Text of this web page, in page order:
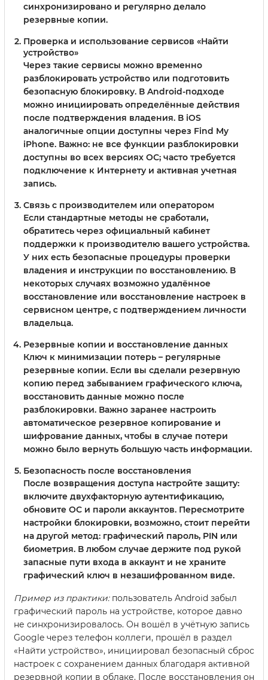
синхронизировано и регулярно делало
резервные копии.
Проверка и использование сервисов «Найти
устройство»
Через такие сервисы можно временно
разблокировать устройство или подготовить
безопасную блокировку. В Android-подходе
можно инициировать определённые действия
после подтверждения владения. В iOS
аналогичные опции доступны через Find My
iPhone. Важно: не все функции разблокировки
доступны во всех версиях ОС; часто требуется
подключение к Интернету и активная учетная
запись.
Связь с производителем или оператором
Если стандартные методы не сработали,
обратитесь через официальный кабинет
поддержки к производителю вашего устройства.
У них есть безопасные процедуры проверки
владения и инструкции по восстановлению. В
некоторых случаях возможно удалённое
восстановление или восстановление настроек в
сервисном центре, с подтверждением личности
владельца.
Резервные копии и восстановление данных
Ключ к минимизации потерь – регулярные
резервные копии. Если вы сделали резервную
копию перед забыванием графического ключа,
восстановить данные можно после
разблокировки. Важно заранее настроить
автоматическое резервное копирование и
шифрование данных, чтобы в случае потери
можно было вернуть большую часть информации.
Безопасность после восстановления
После возвращения доступа настройте защиту:
включите двухфакторную аутентификацию,
обновите ОС и пароли аккаунтов. Пересмотрите
настройки блокировки, возможно, стоит перейти
на другой метод: графический пароль, PIN или
биометрия. В любом случае держите под рукой
запасные пути входа в аккаунт и не храните
графический ключ в незашифрованном виде.
Пример из практики:пользователь Android забыл
графический пароль на устройстве, которое давно
не синхронизировалось. Он вошёл в учётную запись
Google через телефон коллеги, прошёл в раздел
«Найти устройство», инициировал безопасный сброс
настроек с сохранением данных благодаря активной
резервной копии в облаке. После восстановления он